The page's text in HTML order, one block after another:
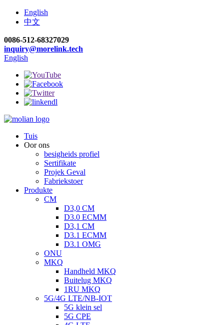
English
中文
0086-512-68327029
inquiry@morelink.tech
English
Tuis
Oor ons
besigheids profiel
Sertifikate
Projek Geval
Fabriekstoer
Produkte
CM
D3,0 CM
D3.0 ECMM
D3,1 CM
D3.1 ECMM
D3.1 OMG
ONU
MKQ
Handheld MKQ
Buitelug MKQ
1RU MKQ
5G/4G LTE/NB-IOT
5G klein sel
5G CPE